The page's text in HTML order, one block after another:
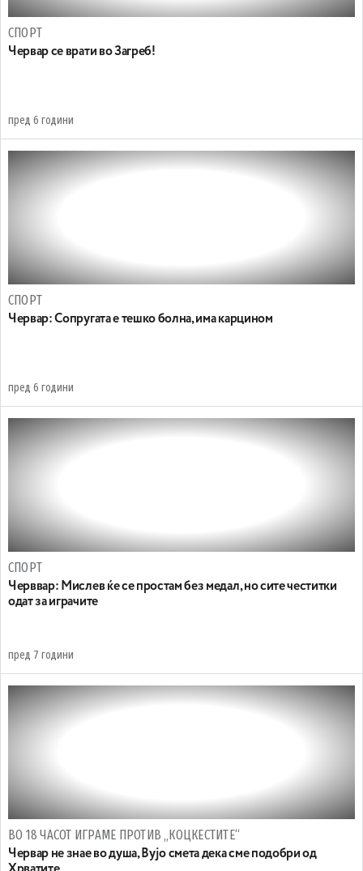
СПОРТ
Червар се врати во Загреб!
пред 6 години
СПОРТ
Червар: Сопругата е тешко болна, има карцином
пред 6 години
СПОРТ
Черввар: Mислев ќе се простам без медал, но сите честитки
одат за играчите
пред 7 години
ВО 18 ЧАСОТ ИГРАМЕ ПРОТИВ „КОЦКЕСТИТЕ“
Червар не знае во душа, Вујо смета дека сме подобри од